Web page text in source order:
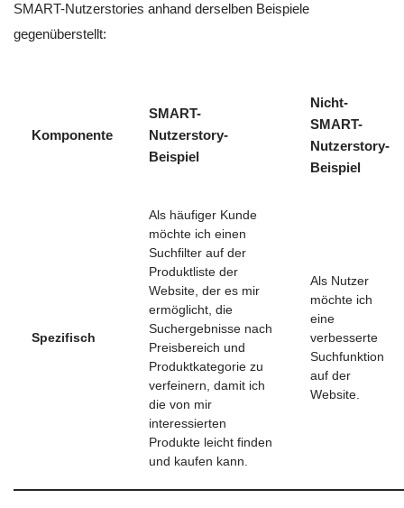
SMART-Nutzerstories anhand derselben Beispiele
gegenüberstellt:
Komponente
SMART-
Nutzerstory-
Beispiel
Nicht-
SMART-
Nutzerstory-
Beispiel
Spezifisch
Als häufiger Kunde
möchte ich einen
Suchfilter auf der
Produktliste der
Website, der es mir
ermöglicht, die
Suchergebnisse nach
Preisbereich und
Produktkategorie zu
verfeinern, damit ich
die von mir
interessierten
Produkte leicht finden
und kaufen kann.
Als Nutzer
möchte ich
eine
verbesserte
Suchfunktion
auf der
Website.